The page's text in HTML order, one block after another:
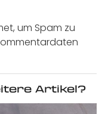
um Spam zu
Artikel?